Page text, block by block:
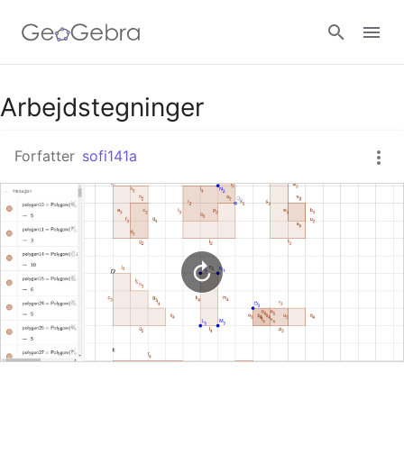
Google Classroom
GeoGebra Classroom
Arbejdstegninger
Forfatter sofi141a